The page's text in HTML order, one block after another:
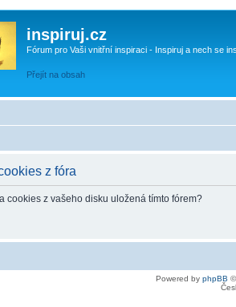
inspiruj.cz
Fórum pro Vaši vnitřní inspiraci - Inspiruj a nech se
Přejít na obsah
z fóra
cookies z vašeho disku uložená tímto fórem?
Powered by phpBB